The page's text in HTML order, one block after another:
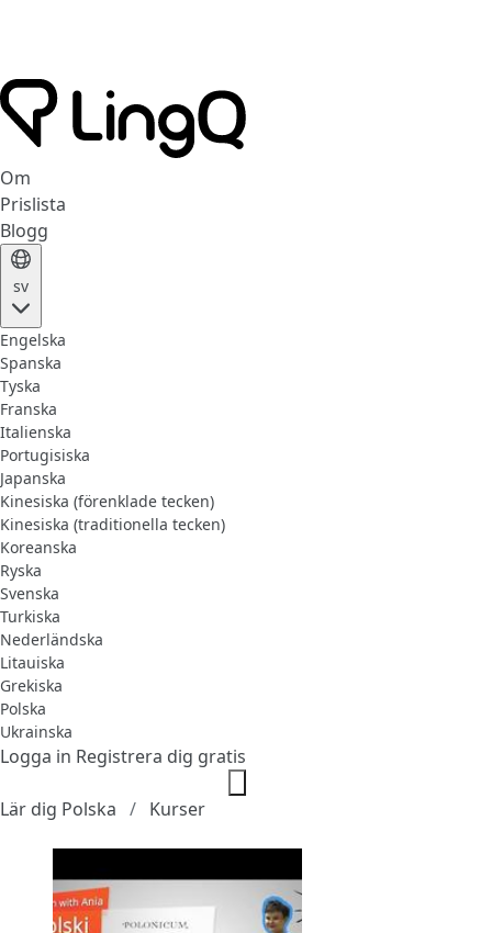
Om
Prislista
Blogg
sv
Engelska
Spanska
Tyska
Franska
Italienska
Portugisiska
Japanska
Kinesiska (förenklade tecken)
Kinesiska (traditionella tecken)
Koreanska
Ryska
Svenska
Turkiska
Nederländska
Litauiska
Grekiska
Polska
Ukrainska
Logga in Registrera dig gratis
Lär dig Polska Kurser